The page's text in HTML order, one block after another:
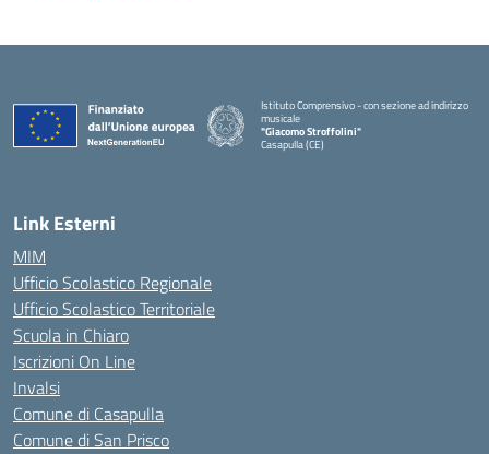
Istituto Comprensivo - con sezione ad indirizzo
musicale
"Giacomo Stroffolini"
Casapulla (CE)
Link Esterni
MIM
Ufficio Scolastico Regionale
Ufficio Scolastico Territoriale
Scuola in Chiaro
Iscrizioni On Line
Invalsi
Comune di Casapulla
Comune di San Prisco